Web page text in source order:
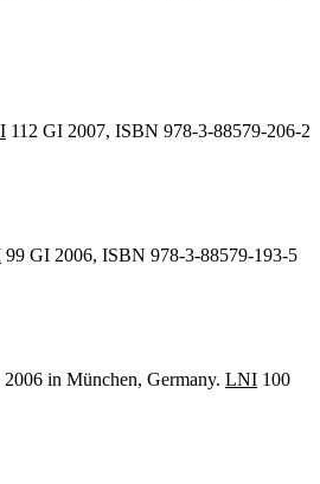
112 GI 2007, ISBN 978-3-88579-206-2
99 GI 2006, ISBN 978-3-88579-193-5
in München, Germany. LNI 100